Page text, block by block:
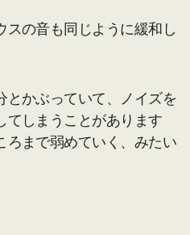
スの音も同じように緩和し
とかぶっていて、ノイズを
てしまうことがあります
ろまで弱めていく、みたい